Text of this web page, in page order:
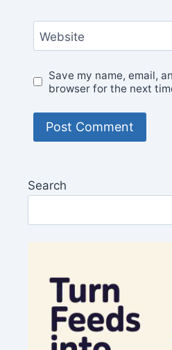
Website
Save my name, email,
browser for the next
Search